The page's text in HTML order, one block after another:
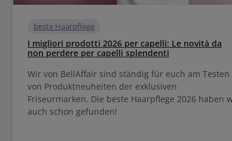
beste Haarpflege
I migliori prodotti 2026 per capelli: Le novità da
non perdere per capelli splendenti
Wir von BellAffair sind ständig für euch am Testen
von Produktneuheiten der exklusiven
Friseurmarken. Die beste Haarpflege 2026 haben
auch schon gefunden!